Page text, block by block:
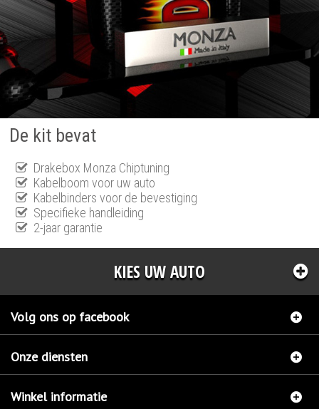
De kit bevat
Drakebox Monza Chiptuning
Kabelboom voor uw auto
Kabelbinders voor de bevestiging
Specifieke handleiding
2-jaar garantie
KIES UW AUTO
Volg ons op facebook
Onze diensten
Winkel informatie